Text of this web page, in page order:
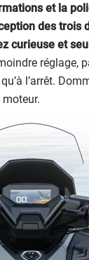
et la
des trois
curieuse et
réglage,
l’arrêt.